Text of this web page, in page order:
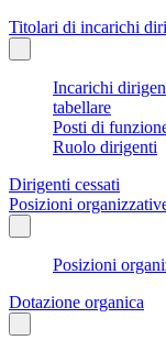
Titolari di incarichi
Incarichi
tabellare
Posti di
Ruolo dirigenti
Dirigenti cessati
Posizioni
Posizioni
Dotazione organica